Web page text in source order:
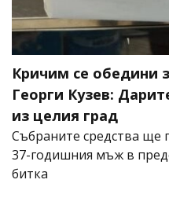
Кричим се обедини
Георги Кузев:
из целия град
Събраните средства ще
37-годишния мъж в
битка